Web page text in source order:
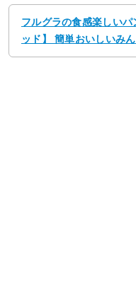
フルグラの食感楽しい
ッド】 簡単おいしいみ